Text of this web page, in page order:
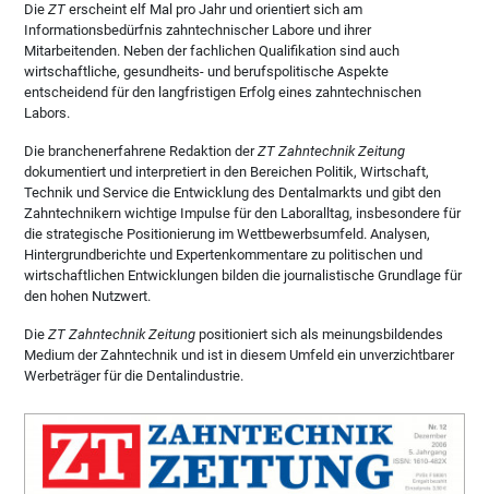
DieZT erscheint elf Mal pro Jahr und orientiert sich am
Informationsbedürfnis zahntechnischer Labore und ihrer
Mitarbeitenden. Neben der fachlichen Qualifikation sind auch
wirtschaftliche, gesundheits- und berufspolitische Aspekte
entscheidend für den langfristigen Erfolg eines zahntechnischen
Labors.
Die branchenerfahrene Redaktion derZT Zahntechnik Zeitung
dokumentiert und interpretiert in den Bereichen Politik, Wirtschaft,
Technik und Service die Entwicklung des Dentalmarkts und gibt den
Zahntechnikern wichtige Impulse für den Laboralltag, insbesondere für
die strategische Positionierung im Wettbewerbsumfeld. Analysen,
Hintergrundberichte und Expertenkommentare zu politischen und
wirtschaftlichen Entwicklungen bilden die journalistische Grundlage für
den hohen Nutzwert.
DieZT Zahntechnik Zeitung positioniert sich als meinungsbildendes
Medium der Zahntechnik und ist in diesem Umfeld ein unverzichtbarer
Werbeträger für die Dentalindustrie.